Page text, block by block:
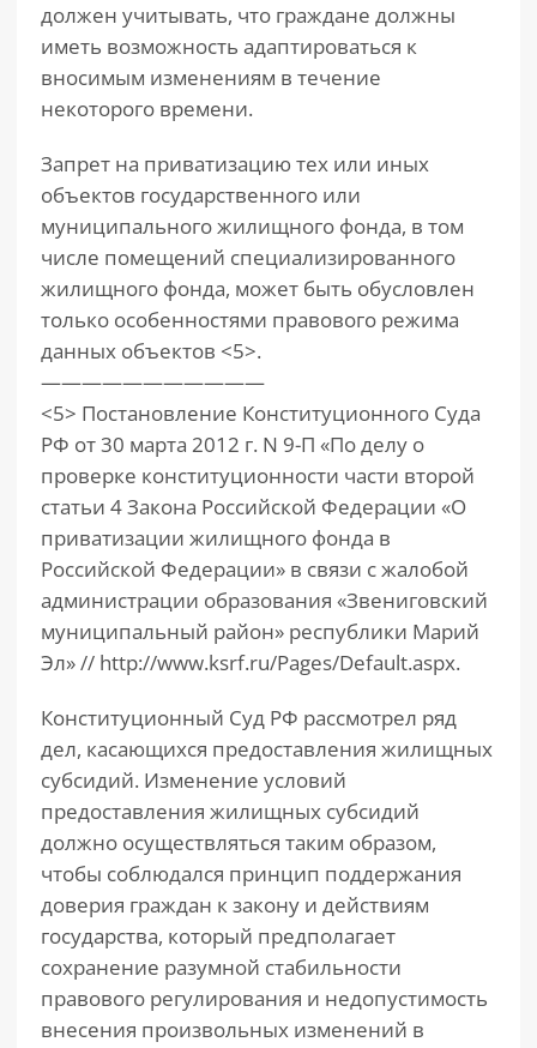
должен учитывать, что граждане должны
иметь возможность адаптироваться к
вносимым изменениям в течение
некоторого времени.
Запрет на приватизацию тех или иных
объектов государственного или
муниципального жилищного фонда, в том
числе помещений специализированного
жилищного фонда, может быть обусловлен
только особенностями правового режима
данных объектов <5>.
———————————
<5> Постановление Конституционного Суда
РФ от 30 марта 2012 г. N 9-П «По делу о
проверке конституционности части второй
статьи 4 Закона Российской Федерации «О
приватизации жилищного фонда в
Российской Федерации» в связи с жалобой
администрации образования «Звениговский
муниципальный район» республики Марий
Эл» // http://www.ksrf.ru/Pages/Default.aspx.
Конституционный Суд РФ рассмотрел ряд
дел, касающихся предоставления жилищных
субсидий. Изменение условий
предоставления жилищных субсидий
должно осуществляться таким образом,
чтобы соблюдался принцип поддержания
доверия граждан к закону и действиям
государства, который предполагает
сохранение разумной стабильности
правового регулирования и недопустимость
внесения произвольных изменений в